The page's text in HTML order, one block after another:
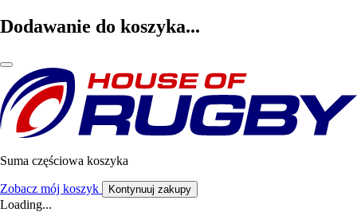
Dodawanie do koszyka...
Suma częściowa koszyka
Zobacz mój koszyk Kontynuuj zakupy
Loading...